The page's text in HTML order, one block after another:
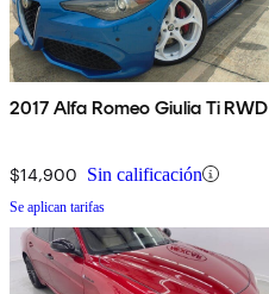
2017 Alfa Romeo Giulia Ti RWD
$14,900 Sin calificación
Se aplican tarifas